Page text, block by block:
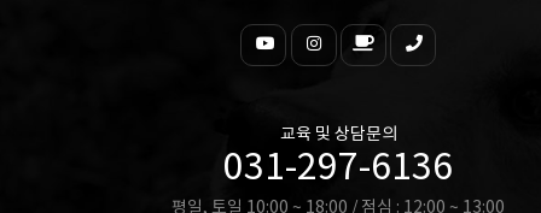
교육 및 상담문의
031-297-6136
평일, 토일 10:00 ~ 18:00 / 점심 : 12:00 ~ 13:00